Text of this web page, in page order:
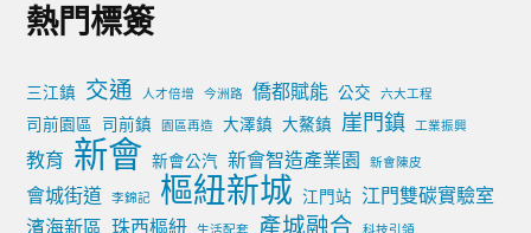
熱門標簽
三江鎮 交通 人才倍增 今洲路 僑都賦能 公交 六大工程
司前園區 司前鎮 園區再造 大澤鎮 大鰲鎮 崖門鎮 工業振興
教育 新會 新會公汽 新會智造產業園 新會陳皮
會城街道 李錦記 樞紐新城 江門站
江門雙碳實驗室
濱海新區 珠西樞紐 生活配套 產城融合 科技引領